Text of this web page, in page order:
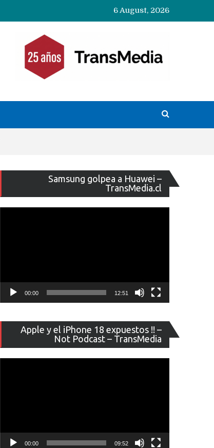
6 August, 2026
Samsung golpea a Huawei –
TransMedia.cl
de
vídeo
00:00 12:51
Apple y el iPhone 18 expuestos !! –
Not Podcast – TransMedia
de
vídeo
00:00 09:52